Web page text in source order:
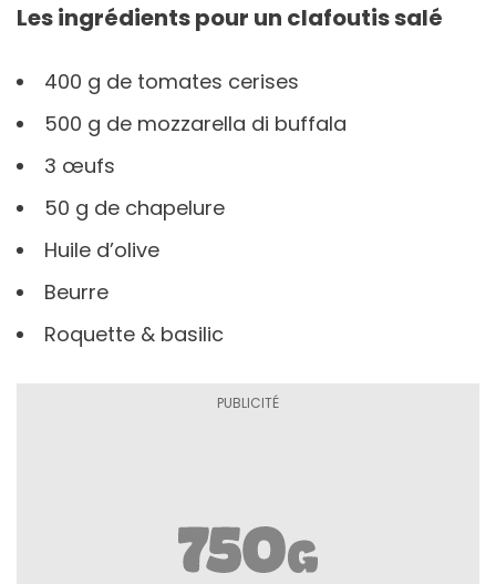
Les ingrédients pour un clafoutis salé
400 g de tomates cerises
500 g de mozzarella di buffala
3 œufs
50 g de chapelure
Huile d’olive
Beurre
Roquette & basilic